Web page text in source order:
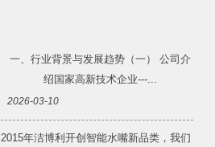
一、行业背景与发展趋势（一） 公司介
绍国家高新技术企业---...
2026-03-10
2015年洁博利开创智能水嘴新品类，我们